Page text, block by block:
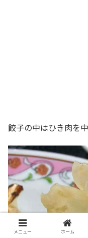
餃子の中はひき肉を
メニュー ホーム